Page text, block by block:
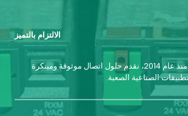
الالتزام بالتميز
وبصفتنا شركة مصنعة منذ عام 2014، نقدم حلول اتصال موثوقة ومبتكرة
الصناعية الصعبة.